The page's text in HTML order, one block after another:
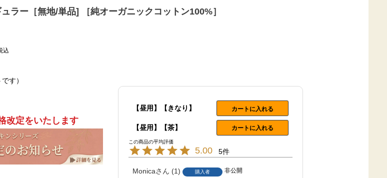
ラー［無地/単品] ［純オーガニックコットン100%］
込
す）
改定をいたします
【昼用】【きなり】 カートに入れる
【昼用】【茶】 カートに入れる
5.00 5
Monica 1 購入者
非公開